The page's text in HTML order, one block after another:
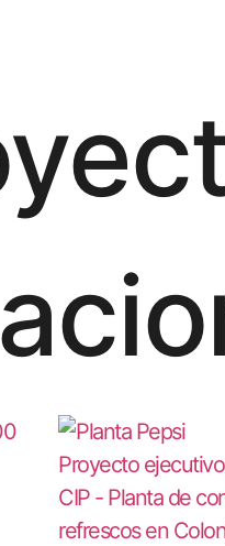
Proyecto
CIP - Planta de
refrescos en